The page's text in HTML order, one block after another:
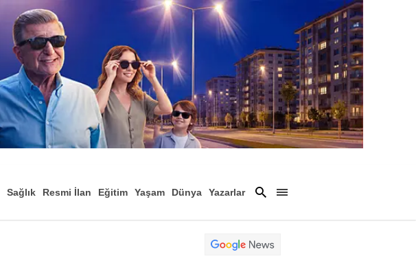
Sağlık Resmi İlan Eğitim Yaşam
Dünya
Yazarlar